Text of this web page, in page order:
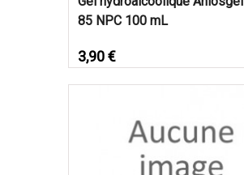
85 NPC 100 mL
Prix
3,90 €